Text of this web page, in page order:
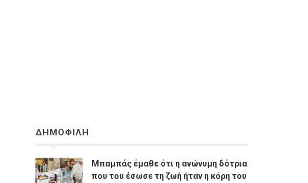
ΔΗΜΟΦΙΛΗ
Μπαμπάς έμαθε ότι η ανώνυμη δότρια
που του έσωσε τη ζωή ήταν η κόρη του